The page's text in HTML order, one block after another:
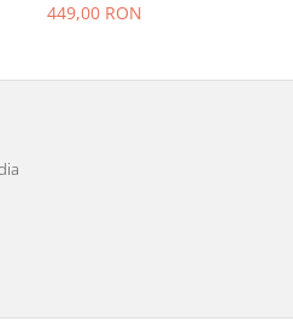
449,00 RON